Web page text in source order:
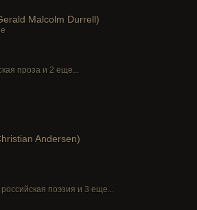
Malcolm Durrell)
проза и 2 еще...
Andersen)
российская поэзия и 3 еще...